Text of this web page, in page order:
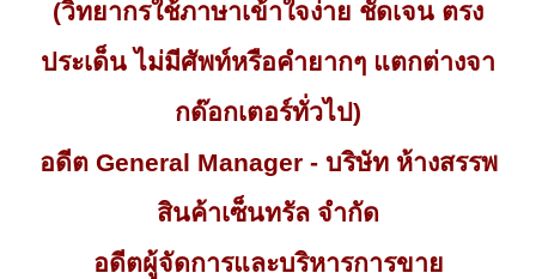
(วิทยากรใช้ภาษาเข้าใจง่าย ชัดเจน ตรง
ประเด็น ไม่มีศัพท์หรือคำยากๆ แตกต่างจา
กด๊อกเตอร์ทั่วไป)
อดีต General Manager - บริษัท ห้างสรรพ
สินค้าเซ็นทรัล จำกัด
อดีตผู้จัดการและบริหารการขาย